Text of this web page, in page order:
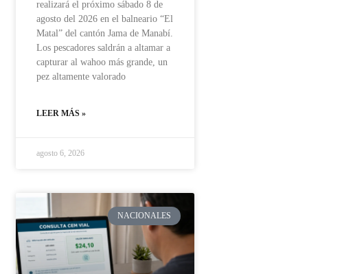
realizará el próximo sábado 8 de
agosto del 2026 en el balneario “El
Matal” del cantón Jama de Manabí.
Los pescadores saldrán a altamar a
capturar al wahoo más grande, un
pez altamente valorado
LEER MÁS »
agosto 6, 2026
NACIONALES